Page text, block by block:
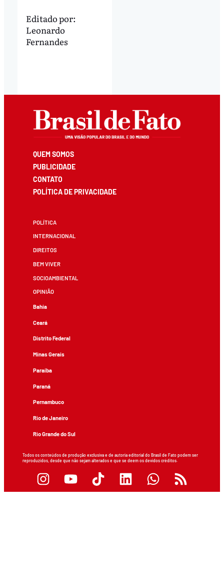
Editado por:
Leonardo
Fernandes
QUEM SOMOS
PUBLICIDADE
CONTATO
POLÍTICA DE PRIVACIDADE
POLÍTICA
INTERNACIONAL
DIREITOS
BEM VIVER
SOCIOAMBIENTAL
OPINIÃO
Bahia
Ceará
Distrito Federal
Minas Gerais
Paraíba
Paraná
Pernambuco
Rio de Janeiro
Rio Grande do Sul
Todos os conteúdos de produção exclusiva e de autoria editorial do Brasil de Fato podem ser
reproduzidos, desde que não sejam alterados e que se deem os devidos créditos.